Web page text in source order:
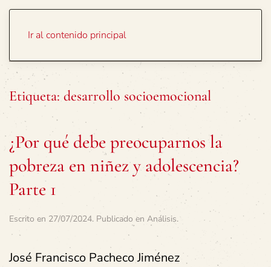
Ir al contenido principal
Etiqueta: desarrollo socioemocional
¿Por qué debe preocuparnos la
pobreza en niñez y adolescencia?
Parte 1
Escrito en 27/07/2024. Publicado en Análisis.
José Francisco Pacheco Jiménez